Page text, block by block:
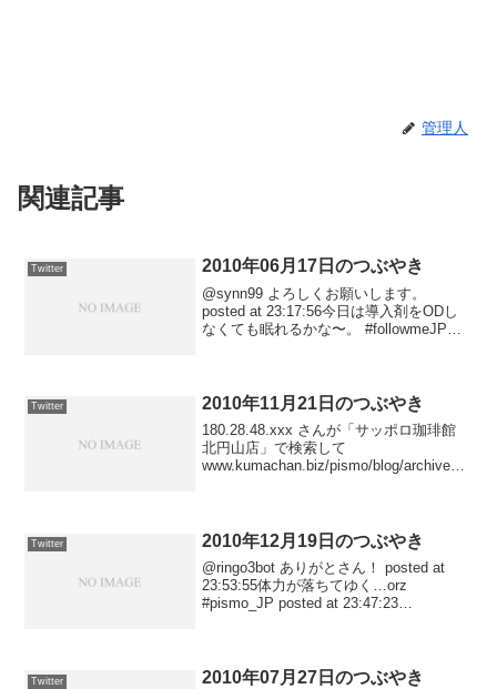
管理人
関連記事
Twitter 2010年06月17日のつぶやき
@synn99 よろしくお願いします。
posted at 23:17:56今日は導入剤をODし
なくても眠れるかな〜。 #followmeJP
Twitter 2010年11月21日のつぶやき
180.28.48.xxx さんが「サッポロ珈琲館
北円山店」で検索して
www.kumachan.biz/pismo/blog/archives/2
Twitter 2010年12月19日のつぶやき
@ringo3bot ありがとさん！ posted at
23:53:55体力が落ちてゆく…orz
#pismo_JP posted at 23:47:23
Twitter 2010年07月27日のつぶやき